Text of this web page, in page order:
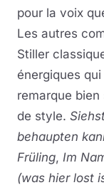
pour la voix
Les autres
Stiller
énergiques
remarque
de style.
behaupten
Früling, Im
(was hier lost